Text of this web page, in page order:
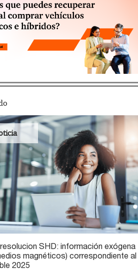
SHD: información exógena
magnéticos) correspondiente al
2025